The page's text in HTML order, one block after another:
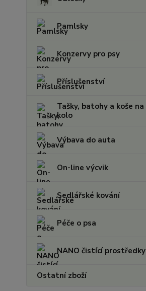
Pamlsky
Konzervy pro psy
Příslušenství
Tašky, batohy a koše na
kolo
Výbava do auta
On-line výcvik
Sedlářské kování
Péče o psa
NANO čistící prostředky
Ostatní zboží